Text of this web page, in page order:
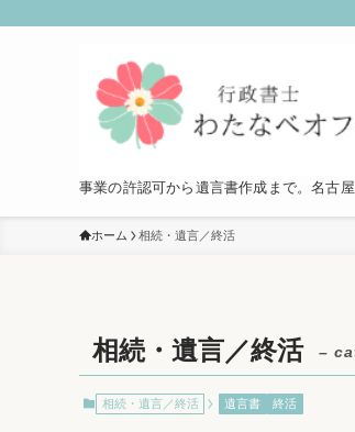
事業の許認可から遺言書作成まで。名古
ホーム 相続・遺言／終活
相続・遺言／終活 –
相続・遺言／終活 遺言書 終活